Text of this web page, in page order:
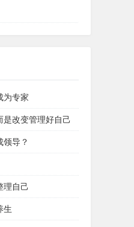
为专家
是改变管理好自己
领导？
理自己
生